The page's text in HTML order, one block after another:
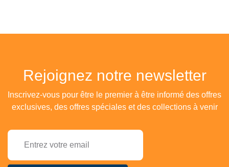
Rejoignez notre newsletter
Inscrivez-vous pour être le premier à être informé des offres
exclusives, des offres spéciales et des collections à venir